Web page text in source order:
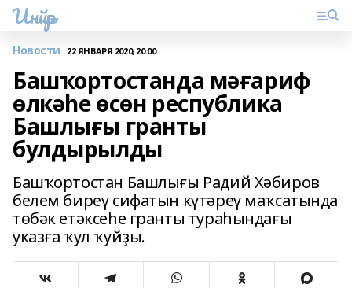
Инйәр
Новости 22 ЯНВАРЯ 2020, 20:00
Башҡортостанда мәғариф
өлкәһе өсөн республика
Башлығы гранты
булдырылды
Башҡортостан Башлығы Радий Хәбиров
белем биреү сифатын күтәреү маҡсатында
төбәк етәксеһе гранты тураһындағы
указға ҡул ҡуйҙы.